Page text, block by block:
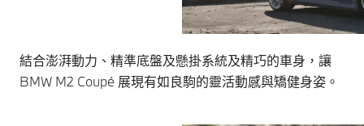
結合澎湃動力、精準底盤及懸掛系統及精巧的車身，讓
BMW M2 Coupé 展現有如良駒的靈活動感與矯健身姿。